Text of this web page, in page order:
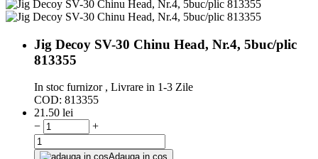
Jig Decoy SV-30 Chinu Head, Nr.4, 5buc/plic
813355
In stoc furnizor , Livrare in 1-3 Zile
COD: 813355
21.50 lei
−
+
Adauga in cos